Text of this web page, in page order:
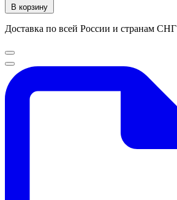
В корзину
Доставка по всей России и странам СНГ